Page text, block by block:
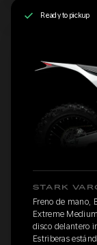
Ready to pickup
STARK
Freno de mano,
Extreme
disco delantero
Estriberas